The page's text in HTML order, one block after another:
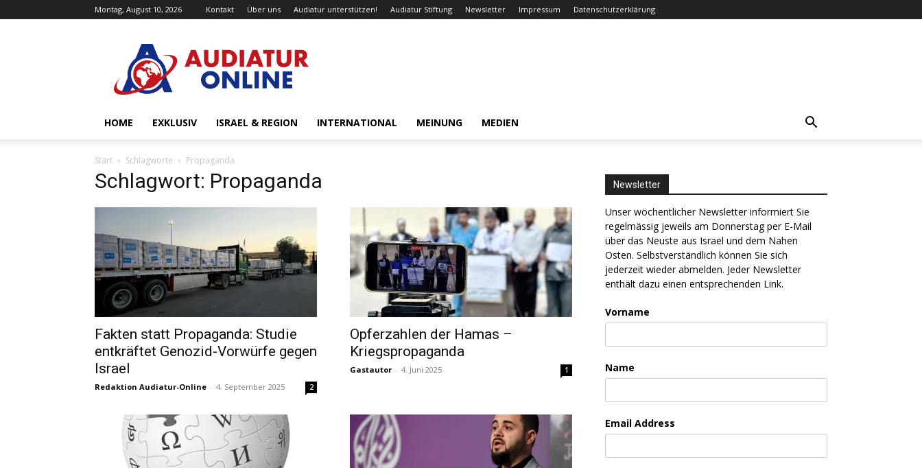
Montag, August 10, 2026 Kontakt Über uns Audiatur unterstützen! Audiatur Stiftung Newsletter Impressum Datenschutzerklärung
Online
HOME EXKLUSIV ISRAEL & REGION INTERNATIONAL MEINUNG MEDIEN
Start Schlagworte Propaganda
Schlagwort: Propaganda
Fakten statt Propaganda: Studie
entkräftet Genozid-Vorwürfe gegen
Israel
Redaktion Audiatur-Online - 4. September 2025 2
Opferzahlen der Hamas –
Kriegspropaganda
Gastautor - 4. Juni 2025 1
Newsletter
Unser wöchentlicher Newsletter informiert Sie
regelmässig jeweils am Donnerstag per E-Mail
über das Neuste aus Israel und dem Nahen
Osten. Selbstverständlich können Sie sich
jederzeit wieder abmelden. Jeder Newsletter
enthält dazu einen entsprechenden Link.
Vorname
Name
Email Address